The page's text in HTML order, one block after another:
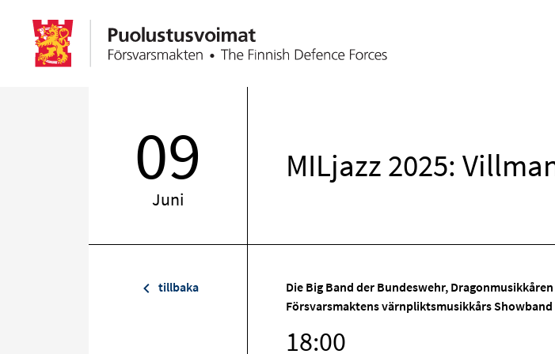
09
Juni
MILjazz 2025:
tillbaka
Die Big Band der Bundeswehr,
Försvarsmaktens värnpliktsmusikkårs Showband
18:00